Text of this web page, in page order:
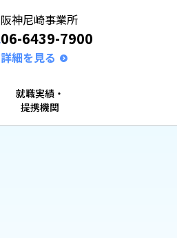
阪神尼崎事業所
06-6439-7900
詳細を見る
就職実績・
提携機関